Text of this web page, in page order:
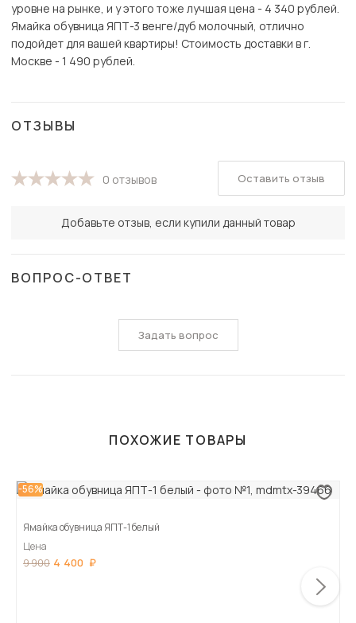
уровне на рынке, и у этого тоже лучшая цена - 4 340 рублей.
Ямайка обувница ЯПТ-3 венге/дуб молочный, отлично
подойдет для вашей квартиры! Стоимость доставки в г.
Москве - 1 490 рублей.
ОТЗЫВЫ
0 отзывов
Добавьте отзыв, если купили данный товар
Оставить отзыв
ВОПРОС-ОТВЕТ
Задать вопрос
ПОХОЖИЕ ТОВАРЫ
-56%
Ямайка обувница ЯПТ-1 белый
Цена
9 900 4 400